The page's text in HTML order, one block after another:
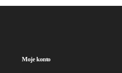
Moje konto